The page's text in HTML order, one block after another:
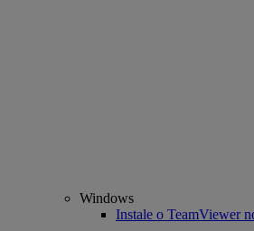
Windows
Instale o TeamViewer